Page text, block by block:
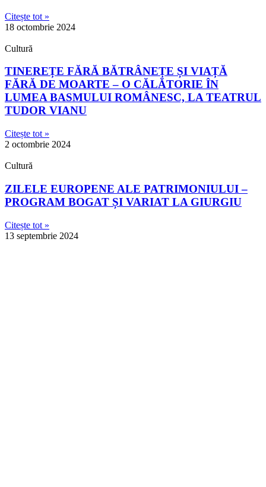
Citește tot »
18 octombrie 2024
Cultură
TINEREȚE FĂRĂ BĂTRÂNEȚE ȘI VIAȚĂ
FĂRĂ DE MOARTE – O CĂLĂTORIE ÎN
LUMEA BASMULUI ROMÂNESC, LA TEATRUL
TUDOR VIANU
Citește tot »
2 octombrie 2024
Cultură
ZILELE EUROPENE ALE PATRIMONIULUI –
PROGRAM BOGAT ȘI VARIAT LA GIURGIU
Citește tot »
13 septembrie 2024